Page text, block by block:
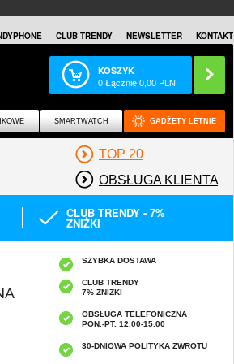
CLUB TRENDY NEWSLETTER KONTAKT
KOSZYK
0Łącznie0,00 PLN
SMARTWATCH GADŻETY LETNIE
TOP 20
OBSŁUGA KLIENTA
CLUB TRENDY - 7%
ZNIŻKI
SZYBKA DOSTAWA
CLUB TRENDY
7% ZNIŻKI
OBSŁUGA TELEFONICZNA
PON.-PT. 12.00-15.00
30-DNIOWA POLITYKA ZWROTU